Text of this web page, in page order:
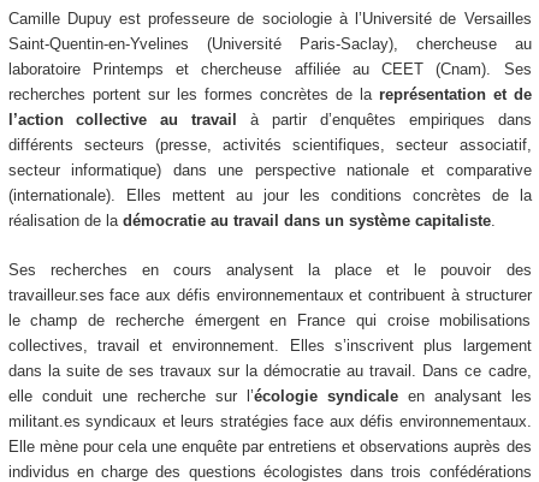
Camille Dupuy est professeure de sociologie à l’Université de Versailles
Saint-Quentin-en-Yvelines (Université Paris-Saclay), chercheuse au
laboratoire Printemps et chercheuse affiliée au CEET (Cnam). Ses
recherches portent sur les formes concrètes de la représentation et de
l’action collective au travail
à partir d’enquêtes empiriques dans
différents secteurs (presse, activités scientifiques, secteur associatif,
secteur informatique) dans une perspective nationale et comparative
(internationale). Elles mettent au jour les conditions concrètes de la
réalisation de la démocratie au travail dans un système capitaliste.
Ses recherches en cours analysent la place et le pouvoir des
travailleur.ses face aux défis environnementaux et contribuent à structurer
le champ de recherche émergent en France qui croise mobilisations
collectives, travail et environnement. Elles s’inscrivent plus largement
dans la suite de ses travaux sur la démocratie au travail. Dans ce cadre,
elle conduit une recherche sur l’écologie syndicaleen analysant les
militant.es syndicaux et leurs stratégies face aux défis environnementaux.
Elle mène pour cela une enquête par entretiens et observations auprès des
individus en charge des questions écologistes dans trois confédérations